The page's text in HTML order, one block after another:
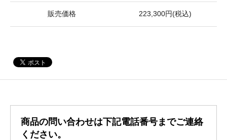
販売価格 223,300円(税込)
商品の問い合わせは下記電話番号までご連絡
ください。